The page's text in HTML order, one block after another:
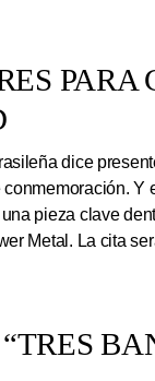
PARA
dice
Y
pieza clave
Metal. La cita